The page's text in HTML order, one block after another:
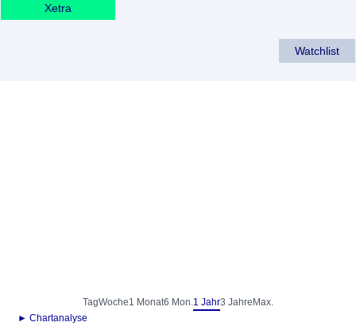
Xetra
Watchlist
TagWoche1 Monat6 Mon.1 Jahr3 Jahre Max.
► Chartanalyse